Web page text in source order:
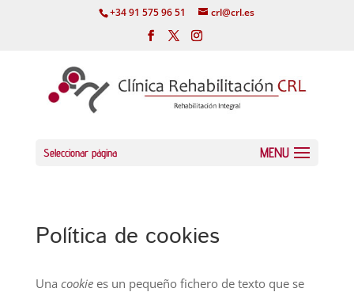
+34 91 575 96 51 crl@crl.es
Seleccionar página
Política de cookies
Una cookiees un pequeño fichero de texto que se